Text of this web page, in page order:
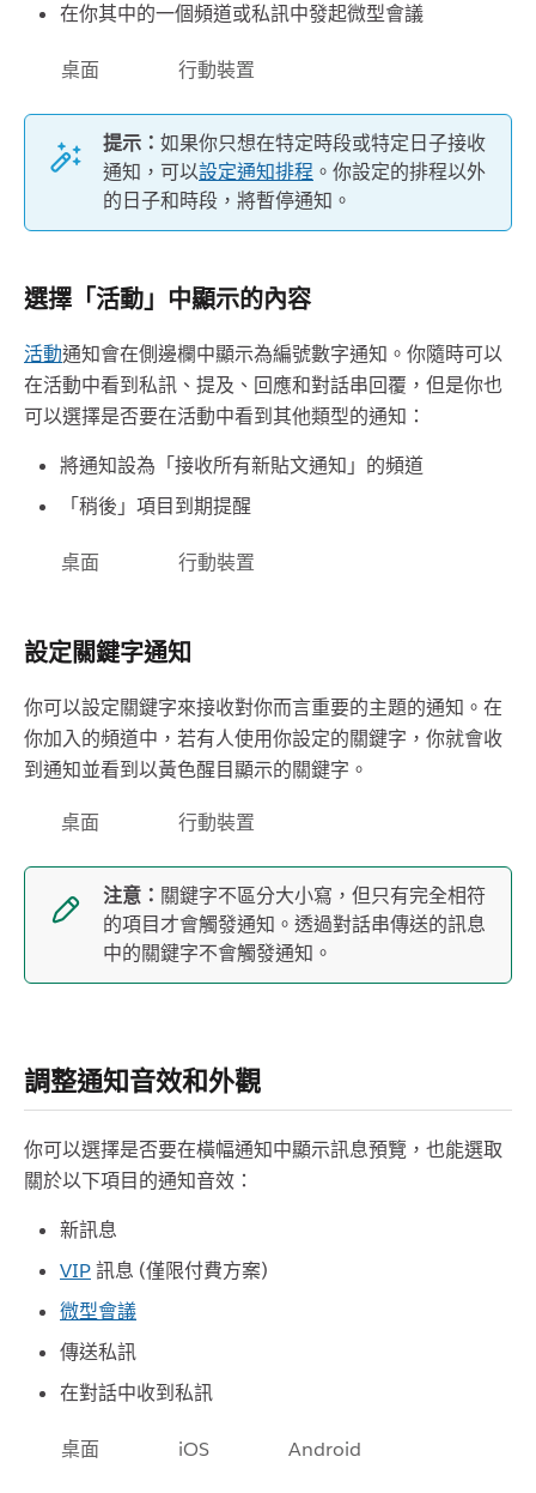
在你其中的一個頻道或私訊中發起微型會議
桌面 行動裝置
提示： 如果你只想在特定時段或特定日子接收
通知，可以設定通知排程 。你設定的排程以外
的日子和時段，將暫停通知。
選擇「活動」中顯示的內容
活動通知會在側邊欄中顯示為編號數字通知。 你隨時可以
在活動中看到私訊、提及、回應和對話串回覆，但是你也
可以選擇是否要在活動中看到其他類型的通知：
將通知設為「接收所有新貼文通知」的頻道
「稍後」項目到期提醒
桌面 行動裝置
設定關鍵字通知
你可以設定關鍵字來接收對你而言重要的主題的通知。在
你加入的頻道中，若有人使用你設定的關鍵字，你就會收
到通知並看到以黃色醒目顯示的關鍵字。
桌面 行動裝置
注意： 關鍵字不區分大小寫，但只有完全相符
的項目才會觸發通知。透過對話串傳送的訊息
中的關鍵字不會觸發通知。
調整通知音效和外觀
你可以選擇是否要在橫幅通知中顯示訊息預覽，也能選取
關於以下項目的通知音效：
新訊息
VIP訊息 (僅限付費方案)
微型會議
傳送私訊
在對話中收到私訊
桌面 iOS Android